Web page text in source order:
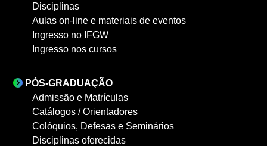
Disciplinas
Aulas on-line e materiais de eventos
Ingresso no IFGW
Ingresso nos cursos
PÓS-GRADUAÇÃO
Admissão e Matrículas
Catálogos / Orientadores
Colóquios, Defesas e Seminários
Disciplinas oferecidas